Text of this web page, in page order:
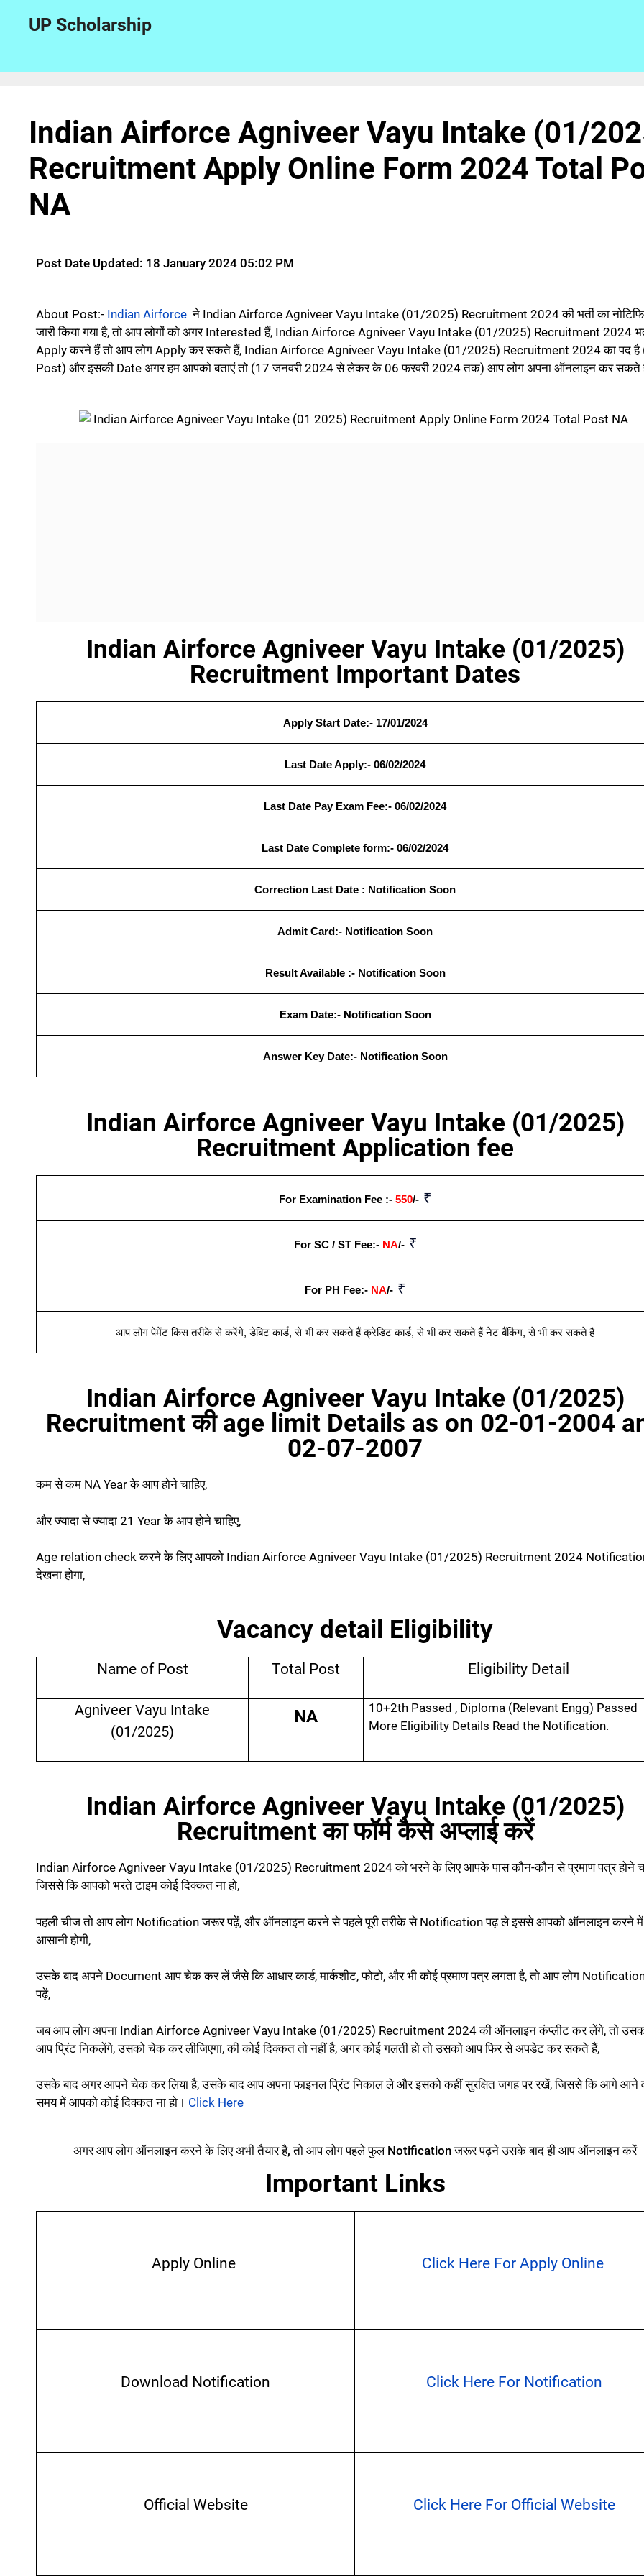
UP Scholarship
Indian Airforce Agniveer Vayu Intake (01/
Recruitment Apply Online Form 2024 Total
NA
Post Date Updated: 18 January 2024 05:02 PM
About Post:- Indian Airforce ने Indian Airforce Agniveer Vayu Intake (01/2025) Recruitment 2024 की भर्ती का
जारी किया गया है, तो आप लोगों को अगर Interested हैं, Indian Airforce Agniveer Vayu Intake (01/2025) Recruitment 2024
Apply करने हैं तो आप लोग Apply कर सकते हैं, Indian Airforce Agniveer Vayu Intake (01/2025) Recruitment 2024 का पद है
Post) और इसकी Date अगर हम आपको बताएं तो (17 जनवरी 2024 से लेकर के 06 फरवरी 2024 तक) आप लोग अपना ऑनलाइन कर सकते
Indian Airforce Agniveer Vayu Intake (01/2025)
Recruitment Important Dates
Apply Start Date:- 17/01/2024
Last Date Apply:- 06/02/2024
Last Date Pay Exam Fee:- 06/02/2024
Last Date Complete form:- 06/02/2024
Correction Last Date : Notification Soon
Admit Card:- Notification Soon
ResultAvailable:- Notification Soon
Exam Date:- Notification Soon
Answer Key Date:- Notification Soon
Indian Airforce Agniveer Vayu Intake (01/2025)
Recruitment Application fee
For Examination Fee :- 550/- ₹
For SC / ST Fee:- NA/-₹
For PH Fee:- NA/- ₹
आप लोग पेमेंट किस तरीके से करेंगे,डेबिट कार्ड,से भी कर सकते हैं क्रेडिट कार्ड,से भी कर सकते हैं नेट बैंकिंग,से भी कर सकते हैं
Indian Airforce Agniveer Vayu Intake (01/2025)
Recruitment की age limit Details as on 02-01-2004
02-07-2007
कम से कम NA Year के आप होने चाहिए,
और ज्यादा से ज्यादा 21 Year के आप होने चाहिए,
Age relation check करने के लिए आपको Indian Airforce Agniveer Vayu Intake (01/2025) Recruitment 2024
देखना होगा,
Vacancy detail Eligibility
Name of Post Total Post Eligibility Detail
Agniveer Vayu Intake
(01/2025)
NA
10+2th Passed , Diploma (Relevant Engg) Passed
More Eligibility Details Read the Notification.
Indian Airforce Agniveer Vayu Intake (01/2025)
Recruitment का फॉर्म कैसे अप्लाई करें
Indian Airforce Agniveer Vayu Intake (01/2025) Recruitment 2024 को भरने के लिए आपके पास कौन-कौन से प्रमाण पत्र होने
जिससे कि आपको भरते टाइम कोई दिक्कत ना हो,
पहली चीज तो आप लोग Notification जरूर पढ़ें, और ऑनलाइन करने से पहले पूरी तरीके से Notification पढ़ ले इससे आपको ऑनलाइन करने में
आसानी होगी,
उसके बाद अपने Document आप चेक कर लें जैसे कि आधार कार्ड, मार्कशीट, फोटो, और भी कोई प्रमाण पत्र लगता है, तो आप लोग
पढ़ें,
जब आप लोग अपना Indian Airforce Agniveer Vayu Intake (01/2025) Recruitment 2024 की ऑनलाइन कंप्लीट कर लेंगे, तो
आप प्रिंट निकलेंगे, उसको चेक कर लीजिएगा, की कोई दिक्कत तो नहीं है, अगर कोई गलती हो तो उसको आप फिर से अपडेट कर सकते हैं,
उसके बाद अगर आपने चेक कर लिया है, उसके बाद आप अपना फाइनल प्रिंट निकाल ले और इसको कहीं सुरक्षित जगह पर रखें, जिससे कि आगे आने
समय में आपको कोई दिक्कत ना हो। Click Here
अगर आप लोग ऑनलाइन करने के लिए अभी तैयार है, तो आप लोग पहले फुल Notification जरूर पढ़ने उसके बाद ही आप ऑनलाइन करें
Important Links
Apply Online Click Here For Apply Online
Download Notification Click Here For Notification
Official Website Click Here For Official Website